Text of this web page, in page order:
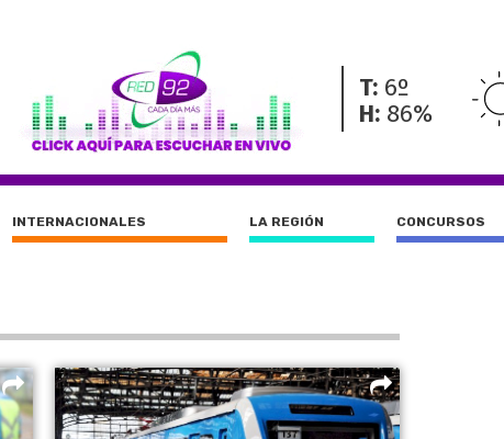
T: 6º
H: 86%
INTERNACIONALES LA REGIÓN CONCURSOS